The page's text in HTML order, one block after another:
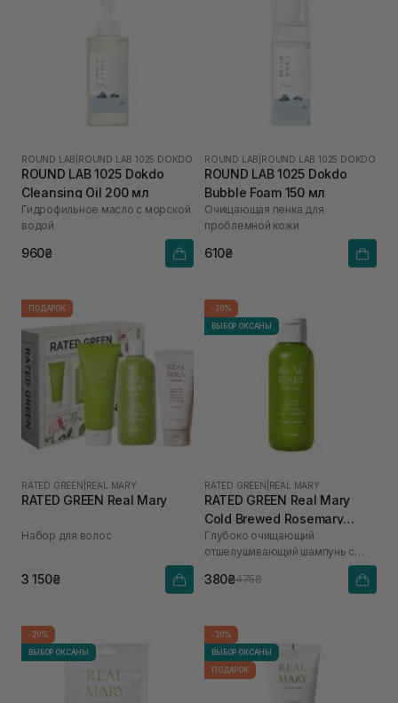
ROUND LAB ROUND LAB 1025 DOKDO
ROUND LAB 1025 Dokdo
Cleansing Oil 200 мл
Гидрофильное масло с морской
водой
960₴
ROUND LAB ROUND LAB 1025 DOKDO
ROUND LAB 1025 Dokdo
Bubble Foam 150 мл
Очищающая пенка для
проблемной кожи
610₴
ПОДАРОК
RATED GREEN REAL MARY
RATED GREEN Real Mary
Набор для волос
3 150₴
-20%
ВЫБОР ОКСАНЫ
RATED GREEN REAL MARY
RATED GREEN Real Mary
Cold Brewed Rosemary
Exfoliating Scalp Shampoo
100 мл
Глубоко очищающий
отшелушивающий шампунь с
380₴475₴
-20%
ВЫБОР ОКСАНЫ
-20%
ВЫБОР ОКСАНЫ
ПОДАРОК